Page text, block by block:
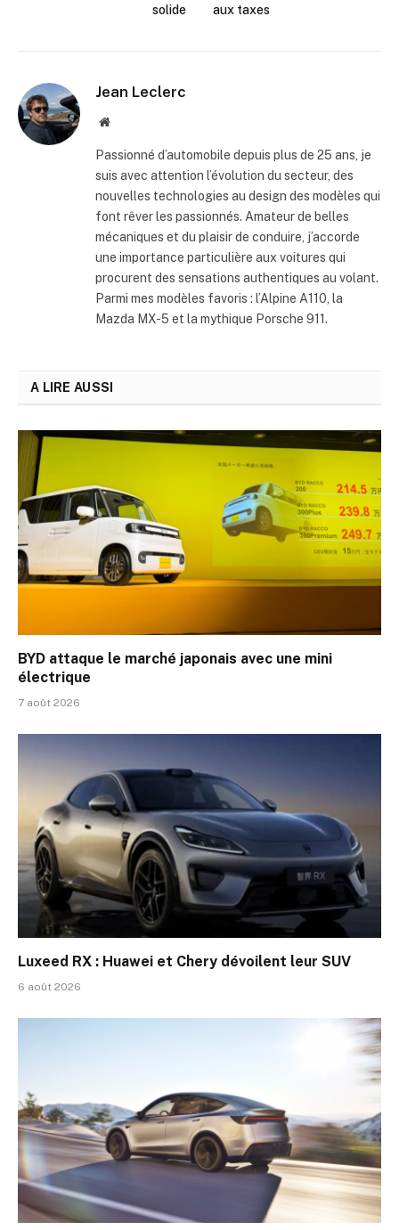
solide
aux taxes
Jean Leclerc
Website
Passionné d’automobile depuis plus de 25 ans, je
suis avec attention l’évolution du secteur, des
nouvelles technologies au design des modèles qui
font rêver les passionnés. Amateur de belles
mécaniques et du plaisir de conduire, j’accorde
une importance particulière aux voitures qui
procurent des sensations authentiques au volant.
Parmi mes modèles favoris : l’Alpine A110, la
Mazda MX-5 et la mythique Porsche 911.
A LIRE AUSSI
BYD attaque le marché japonais avec une mini
électrique
7 août 2026
Luxeed RX : Huawei et Chery dévoilent leur SUV
6 août 2026